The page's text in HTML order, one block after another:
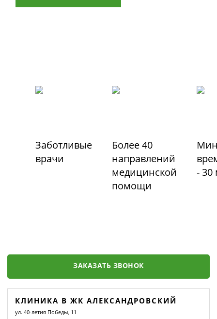
Заботливые
врачи
Более 40
направлений
медицинской
помощи
- 30
ЗАКАЗАТЬ ЗВОНОК
КЛИНИКА В ЖК АЛЕКСАНДРОВСКИЙ
ул. 40-летия Победы, 11